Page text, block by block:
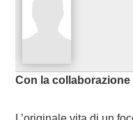
Con la collaborazione